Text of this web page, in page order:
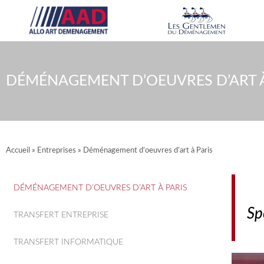
contenu
DÉMÉNAGEMENT D’OEUVRES D’ART
Accueil » Entreprises » Déménagement d’oeuvres d’art à Paris
DÉMÉNAGEMENT D’OEUVRES D’ART À PARIS
TRANSFERT ENTREPRISE
TRANSFERT INFORMATIQUE